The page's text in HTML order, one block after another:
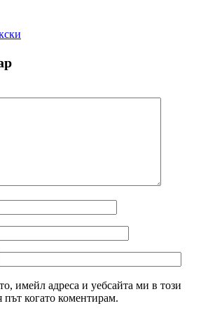
имейл адреса и уебсайта ми в този
път когато коментирам.